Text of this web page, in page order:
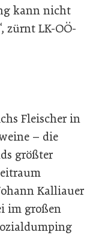
kann nicht
zürnt LK-OÖ-
Fleischer in
– die
größter
Kalliauer
im großen